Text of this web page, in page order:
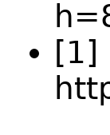
[1]